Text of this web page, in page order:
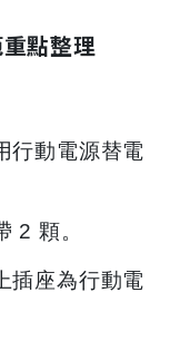
點整理
行動電源替電
2 顆。
插座為行動電